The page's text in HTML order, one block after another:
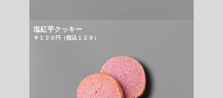
塩紅芋クッキー
￥１２０円（税込１２９）